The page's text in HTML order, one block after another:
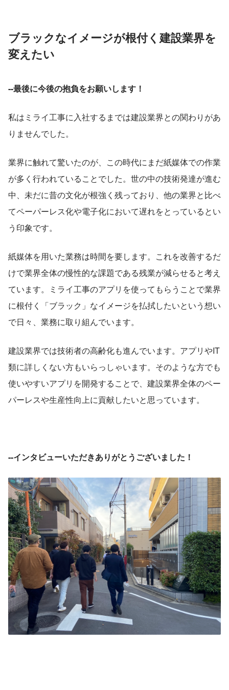
ブラックなイメージが根付く建設業界を
変えたい
--最後に今後の抱負をお願いします！
私はミライ工事に入社するまでは建設業界との関わりがあ
りませんでした。
業界に触れて驚いたのが、この時代にまだ紙媒体での作業
が多く行われていることでした。世の中の技術発達が進む
中、未だに昔の文化が根強く残っており、他の業界と比べ
てペーパーレス化や電子化において遅れをとっているとい
う印象です。
紙媒体を用いた業務は時間を要します。これを改善するだ
けで業界全体の慢性的な課題である残業が減らせると考え
ています。ミライ工事のアプリを使ってもらうことで業界
に根付く「ブラック」なイメージを払拭したいという想い
で日々、業務に取り組んでいます。
建設業界では技術者の高齢化も進んでいます。アプリやIT
類に詳しくない方もいらっしゃいます。そのような方でも
使いやすいアプリを開発することで、建設業界全体のペー
パーレスや生産性向上に貢献したいと思っています。
--インタビューいただきありがとうございました！